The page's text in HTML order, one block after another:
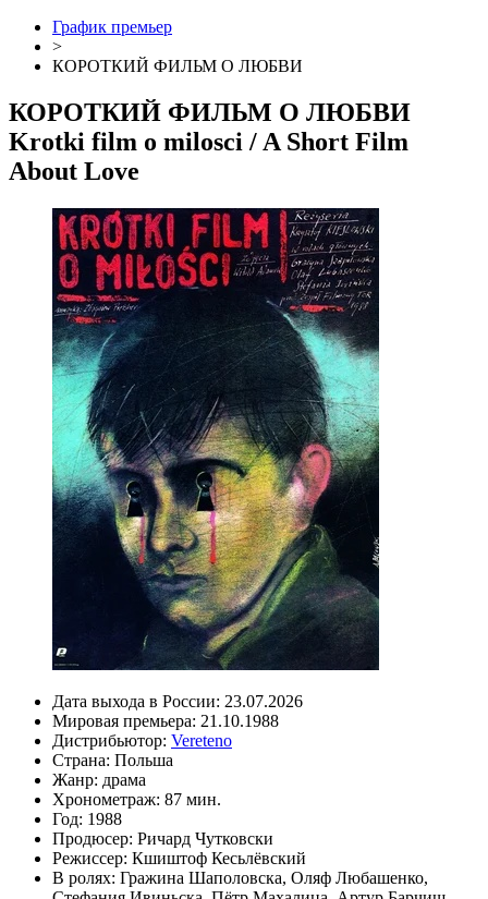
График премьер
>
КОРОТКИЙ ФИЛЬМ О ЛЮБВИ
КОРОТКИЙ ФИЛЬМ О ЛЮБВИ
Krotki film o milosci / A Short Film
About Love
Дата выхода в России: 23.07.2026
Мировая премьера: 21.10.1988
Дистрибьютор: Vereteno
Страна: Польша
Жанр: драма
Хронометраж: 87 мин.
Год: 1988
Продюсер: Ричард Чутковски
Режиссер: Кшиштоф Кесьлёвский
В ролях: Гражина Шаполовска, Оляф Любашенко,